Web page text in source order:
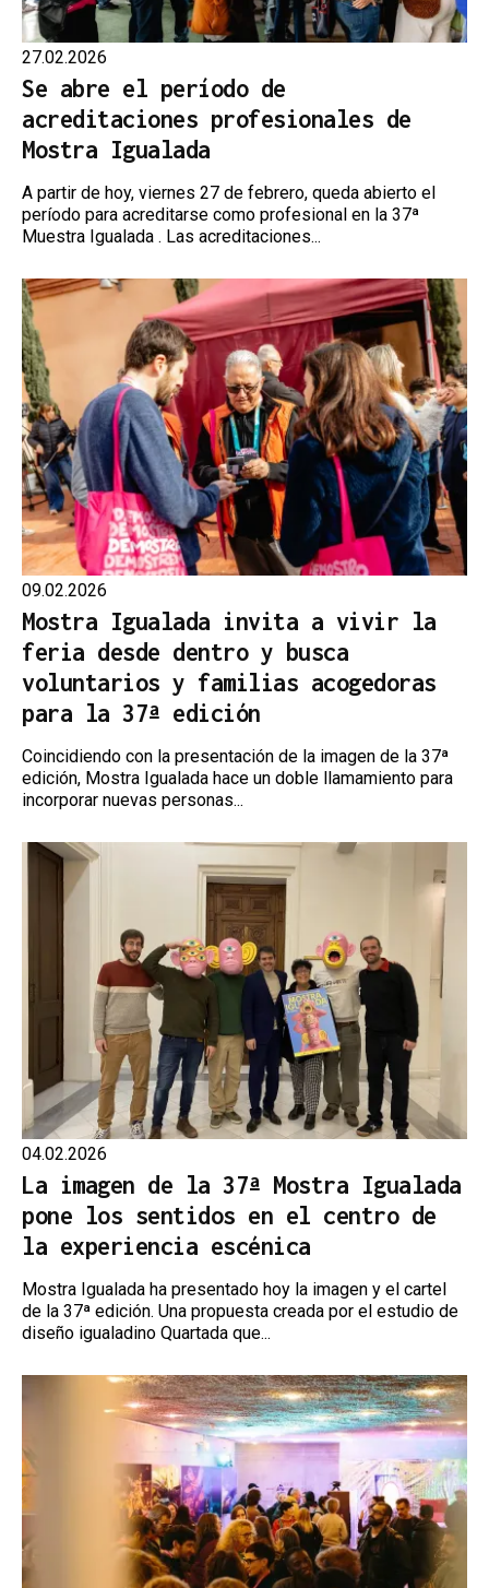
27.02.2026
Se abre el período de
acreditaciones profesionales de
Mostra Igualada
A partir de hoy, viernes 27 de febrero, queda abierto el
período para acreditarse como profesional en la 37ª
Muestra Igualada . Las acreditaciones...
09.02.2026
Mostra Igualada invita a vivir la
feria desde dentro y busca
voluntarios y familias acogedoras
para la 37ª edición
Coincidiendo con la presentación de la imagen de la 37ª
edición, Mostra Igualada hace un doble llamamiento para
incorporar nuevas personas...
04.02.2026
La imagen de la 37ª Mostra Igualada
pone los sentidos en el centro de
la experiencia escénica
Mostra Igualada ha presentado hoy la imagen y el cartel
de la 37ª edición. Una propuesta creada por el estudio de
diseño igualadino Quartada que...